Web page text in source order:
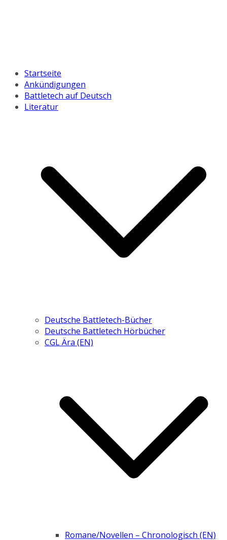
Startseite
Ankündigungen
Battletech auf Deutsch
Literatur
Deutsche Battletech-Bücher
Deutsche Battletech Hörbücher
CGL Ära (EN)
Romane/Novellen – Chronologisch (EN)